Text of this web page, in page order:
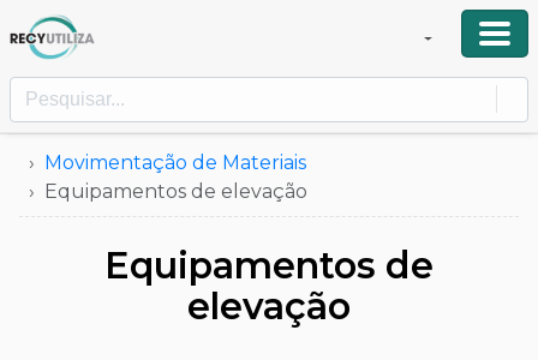
Movimentação de Materiais
Equipamentos de elevação
Equipamentos de
elevação